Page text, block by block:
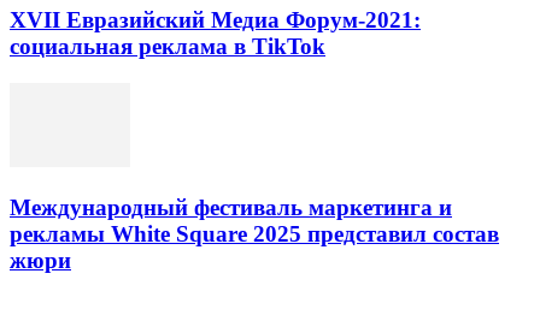
XVII Евразийский Медиа Форум-2021:
социальная реклама в TikTok
Международный фестиваль маркетинга и
рекламы White Square 2025 представил состав
жюри